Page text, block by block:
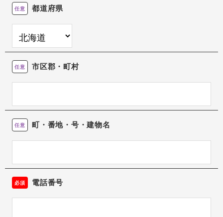
任意 都道府県
任意 市区郡・町村
任意 町・番地・号・建物名
必須 電話番号